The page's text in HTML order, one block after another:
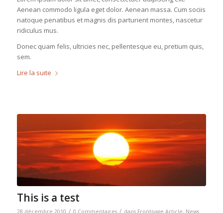
Aenean commodo ligula eget dolor. Aenean massa. Cum sociis
natoque penatibus et magnis dis parturient montes, nascetur
ridiculus mus.
Donec quam felis, ultricies nec, pellentesque eu, pretium quis,
sem.
Lire la suite
This is a test
28 décembre 2010 / 0 Commentaires / dans Frontpage Article, News